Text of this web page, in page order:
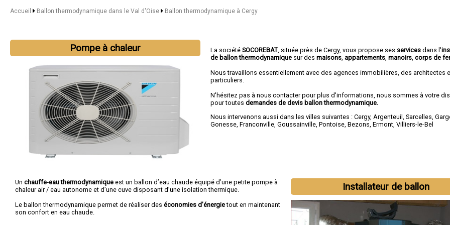
Accueil Ballon thermodynamique dans le Val d'Oise Ballon thermodynamique à Cergy
Pompe à chaleur La sociétéSOCOREBAT, située près de Cergy, vous propose ses services dans l'
de ballon thermodynamique sur desmaisons appartements ,manoirs ,corps de
Nous travaillons essentiellement avec des agences immobilières, des architectes
particuliers.
N'hésitez pas à nous contacter pour plus d'informations, nous sommes à votre
pour toutesdemandes de devis ballon thermodynamique.
Nous intervenons aussi dans les villes suivantes :Cergy, Argenteuil ,Sarcelles ,
Gonesse ,Franconville ,Goussainville ,Pontoise ,Bezons ,Ermont ,Villiers-le-Bel
Installateur de ballon
Un chauffe-eau thermodynamique est un ballon d’eau chaude équipé d’une petite pompe à
chaleur air / eau autonome et d’une cuve disposant d’une isolation thermique.
Le ballon thermodynamique permet de réaliser des économies d’énergietout en maintenant
son confort en eau chaude.